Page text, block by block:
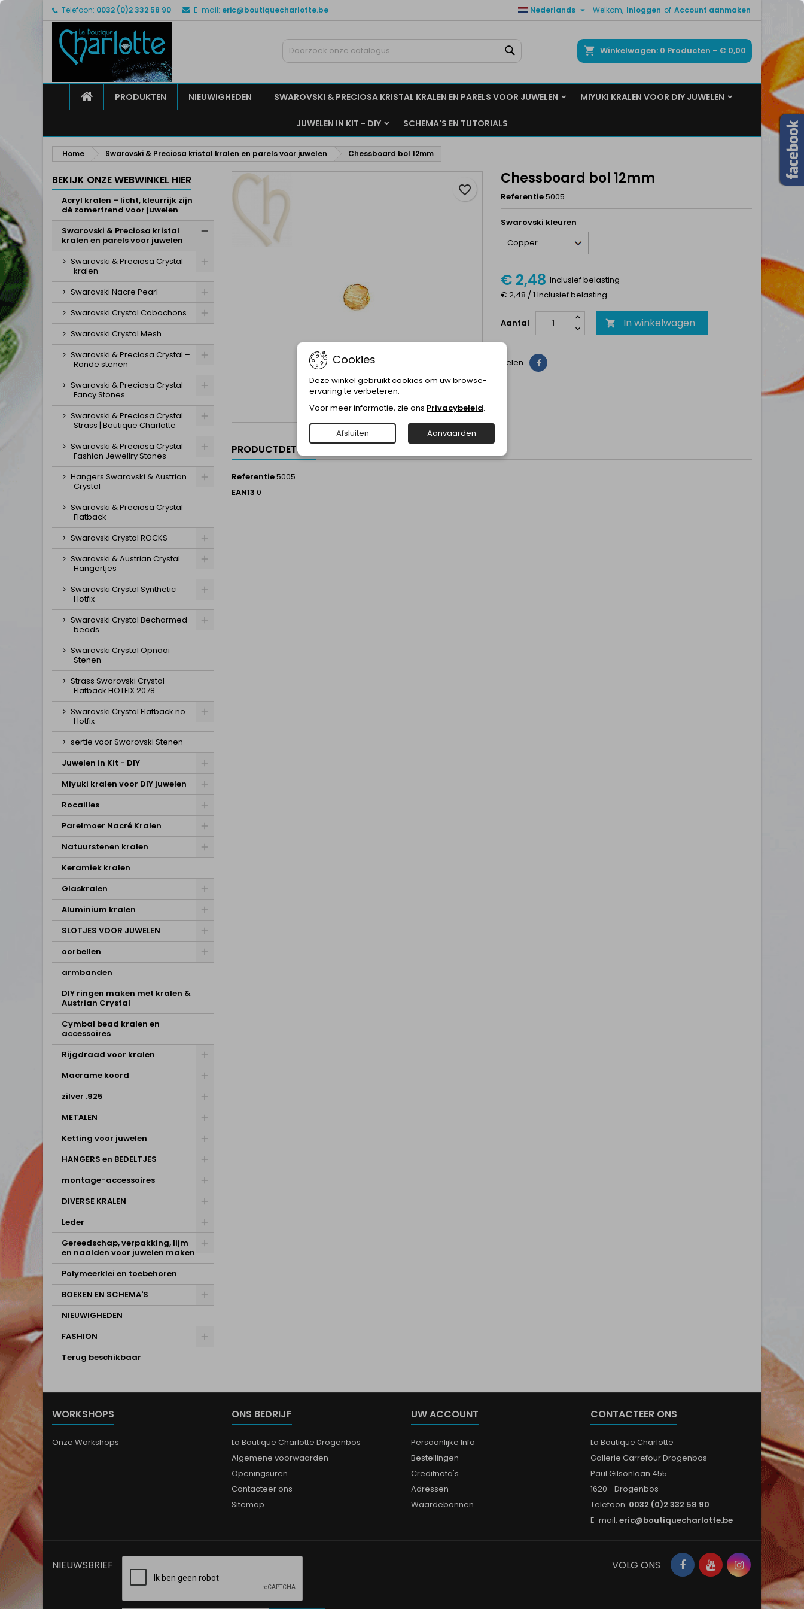
Telefoon: 0032 (0)2 332 58 90 E-mail: eric@boutiquecharlotte.be Welkom, Inloggen of Account aanmaken
Nederlands 
Winkelwagen 0 Producten - € 0,00
HOMEPRODUKTEN NIEUWIGHEDEN SWAROVSKI & PRECIOSA KRISTAL KRALEN EN PARELS VOOR JUWELEN MIYUKI KRALEN VOOR DIY JUWELEN
JUWELEN IN KIT - DIY SCHEMA'S EN TUTORIALS
Home Swarovski & Preciosa kristal kralen en parels voor juwelen Chessboard bol 12mm
BEKIJK ONZE WEBWINKEL HIER
Acryl kralen – licht, kleurrijk zijn
dé zomertrend voor juwelen
Swarovski & Preciosa kristal
kralen en parels voor juwelen
Swarovski & Preciosa Crystal
kralen
Swarovski Nacre Pearl
Swarovski Crystal Cabochons
Swarovski Crystal Mesh
Swarovski & Preciosa Crystal –
Ronde stenen
Swarovski & Preciosa Crystal
Fancy Stones
Swarovski & Preciosa Crystal
Strass | Boutique Charlotte
Swarovski & Preciosa Crystal
Fashion Jewellry Stones
Hangers Swarovski & Austrian
Crystal
Swarovski & Preciosa Crystal
Flatback
Swarovski Crystal ROCKS
Swarovski & Austrian Crystal
Hangertjes
Swarovski Crystal Synthetic
Hotfix
Swarovski Crystal Becharmed
beads
Swarovski Crystal Opnaai
Stenen
Strass Swarovski Crystal
Flatback HOTFIX 2078
Swarovski Crystal Flatback no
Hotfix
sertie voor Swarovski Stenen
Juwelen in Kit - DIY
Miyuki kralen voor DIY juwelen
Rocailles
Parelmoer Nacré Kralen
Natuurstenen kralen
Keramiek kralen
Glaskralen
Aluminium kralen
SLOTJES VOOR JUWELEN
oorbellen
armbanden
DIY ringen maken met kralen &
Austrian Crystal
Cymbal bead kralen en
accessoires
Rijgdraad voor kralen
Macrame koord
zilver .925
METALEN
Ketting voor juwelen
HANGERS en BEDELTJES
montage-accessoires
DIVERSE KRALEN
Leder
Gereedschap, verpakking, lijm
en naalden voor juwelen maken
Polymeerklei en toebehoren
BOEKEN EN SCHEMA'S
NIEUWIGHEDEN
FASHION
Terug beschikbaar
Chessboard bol 12mm
Referentie5005
Swarovski kleuren
€ 2,48 Inclusief belasting
€ 2,48 / 1 Inclusief belasting
Aantal  In winkelwagen
favorite_border
Delen Delen
PRODUCTDETAILS
Referentie5005
EAN13 0
WORKSHOPS
Onze Workshops
ONS BEDRIJF
La Boutique Charlotte Drogenbos
Algemene voorwaarden
Openingsuren
Contacteer ons
Sitemap
UW ACCOUNT
Persoonlijke Info
Bestellingen
Creditnota's
Adressen
Waardebonnen
CONTACTEER ONS
La Boutique Charlotte
Gallerie Carrefour Drogenbos
Paul Gilsonlaan 455
1620 Drogenbos
Telefoon: 0032 (0)2 332 58 90
E-mail: eric@boutiquecharlotte.be
Mijn verlanglijsten
Maak een lijst
Maak een verlanglijst
Inloggen
U moet ingelogd zijn om producten in uw verlanglijst op te slaan.
Annuleren Inloggen
Cookies
Deze winkel gebruikt cookies om uw browse-
ervaring te verbeteren.
Voor meer informatie, zie ons Privacybeleid.
Afsluiten Aanvaarden
NIEUWSBRIEF FacebookYouTubeInstagram
VOLG ONS